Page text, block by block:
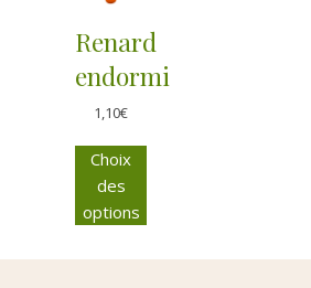
Renard
endormi
1,10€
Choix
des
options